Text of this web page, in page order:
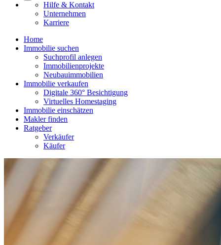
Hilfe & Kontakt
Unternehmen
Karriere
Home
Immobilie suchen
Suchprofil anlegen
Immobilienprojekte
Neubauimmobilien
Immobilie verkaufen
Digitale 360° Besichtigung
Virtuelles Homestaging
Immobilie einschätzen
Makler finden
Ratgeber
Verkäufer
Käufer